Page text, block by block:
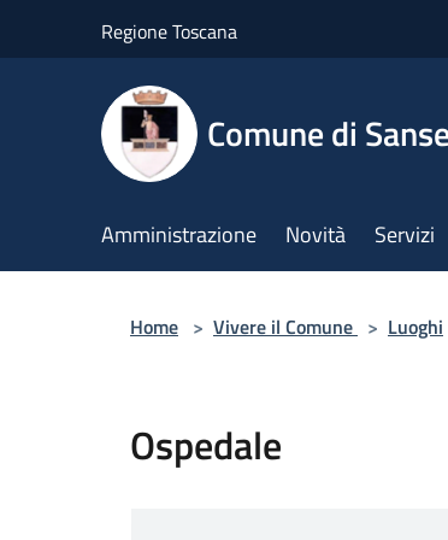
Regione Toscana
Comune di
Amministrazione Novità Servizi
Home > Vivere il Comune > Luoghi
Ospedale